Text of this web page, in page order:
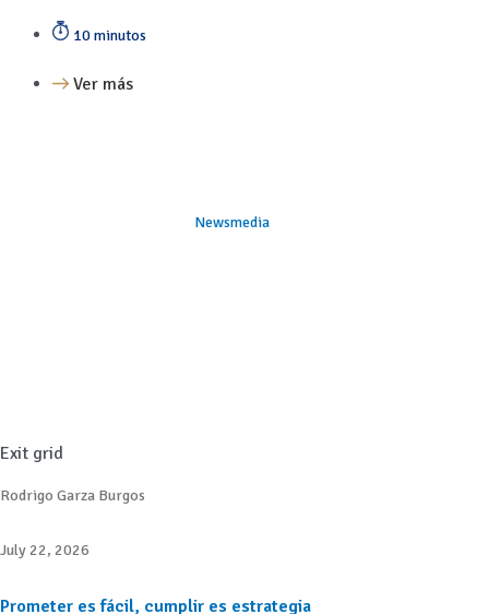
10 minutos
Ver más
Newsmedia
Exit grid
Rodrigo Garza Burgos
July 22, 2026
Prometer es fácil, cumplir es estrategia